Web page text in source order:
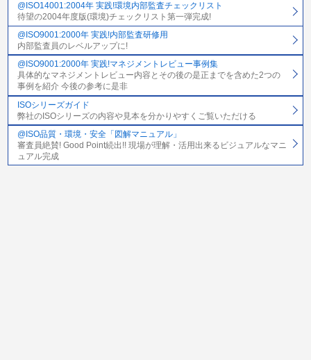
@ISO14001:2004年 実践!環境内部監査チェックリスト
待望の2004年度版(環境)チェックリスト第一弾完成!
@ISO9001:2000年 実践!内部監査研修用
内部監査員のレベルアップに!
@ISO9001:2000年 実践!マネジメントレビュー事例集
具体的なマネジメントレビュー内容とその後の是正までを含めた2つの
事例を紹介 今後の参考に是非
ISOシリーズガイド
弊社のISOシリーズの内容や見本を分かりやすくご覧いただける
@ISO品質・環境・安全「図解マニュアル」
審査員絶賛! Good Point続出!! 現場が理解・活用出来るビジュアルなマニ
ュアル完成